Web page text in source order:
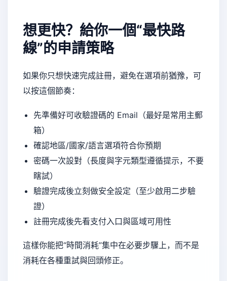
想更快？給你一個“最快路
線”的申請策略
如果你只想快速完成註冊，避免在選項前猶豫，可
以按這個節奏：
先準備好可收驗證碼的 Email（最好是常用主郵
箱）
確認地區/國家/語言選項符合你預期
密碼一次設對（長度與字元類型遵循提示，不要
瞎試）
驗證完成後立刻做安全設定（至少啟用二步驗
證）
註冊完成後先看支付入口與區域可用性
這樣你能把“時間消耗”集中在必要步驟上，而不是
消耗在各種重試與回頭修正。